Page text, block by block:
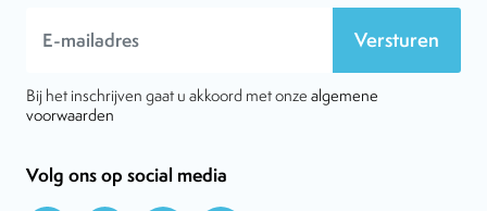
Versturen
Bij het inschrijven gaat u akkoord met onze algemene
voorwaarden
Volg ons op social media